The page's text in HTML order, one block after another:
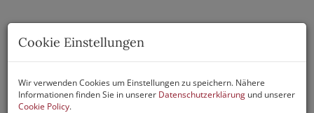
Cookie Einstellungen
Wir verwenden Cookies um Einstellungen zu speichern. Nähere
Informationen finden Sie in unserer Datenschutzerklärung und unserer
Cookie Policy.